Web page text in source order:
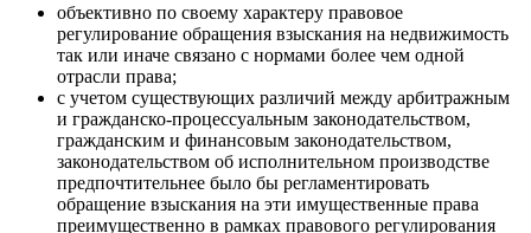
объективно по своему характеру правовое
регулирование обращения взыскания на недвижимость
так или иначе связано с нормами более чем одной
отрасли права;
с учетом существующих различий между арбитражным
и гражданско-процессуальным законодательством,
гражданским и финансовым законодательством,
законодательством об исполнительном производстве
предпочтительнее было бы регламентировать
обращение взыскания на эти имущественные права
преимущественно в рамках правового регулирования